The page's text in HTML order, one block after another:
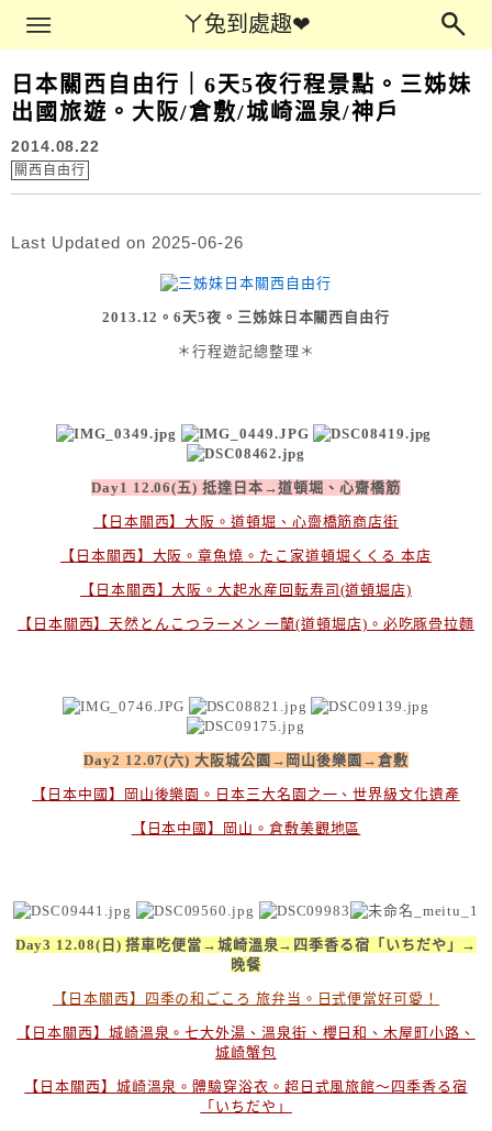
ㄚ兔到處趣❤
Main Menu
日本關西自由行｜6天5夜行程景點。三姊妹
出國旅遊。大阪/倉敷/城崎溫泉/神戶
2014.08.22
關西自由行
Last Updated on 2025-06-26
2013.12。6天5夜。三姊妹日本關西自由行
＊行程遊記總整理＊
Day1 12.06(五) 抵達日本→道頓堀、心齋橋筋
【日本關西】大阪。道頓堀、心齋橋筋商店街
【日本關西】大阪。章魚燒。たこ家道頓堀くくる 本店
【日本關西】大阪。大起水産回転寿司(道頓堀店)
【日本關西】天然とんこつラーメン 一蘭(道頓堀店)。必吃豚骨拉麵
Day2 12.07(六) 大阪城公園→岡山後樂園→倉敷
【日本中國】岡山後樂園。日本三大名園之一、世界級文化遺產
【日本中國】岡山。倉敷美觀地區
Day3 12.08(日) 搭車吃便當→城崎溫泉→四季香る宿「いちだや」→
晚餐
【日本關西】四季の和ごころ 旅弁当。日式便當好可愛！
【日本關西】城崎溫泉。七大外湯、溫泉街、櫻日和、木屋町小路、
城崎蟹包
【日本關西】城崎溫泉。體驗穿浴衣。超日式風旅館～四季香る宿
「いちだや」